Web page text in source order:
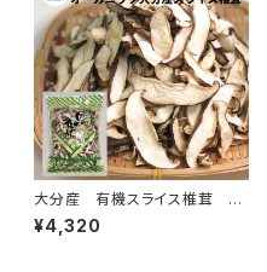
大分産 有機スライス椎茸 50
0ｇ
¥4,320